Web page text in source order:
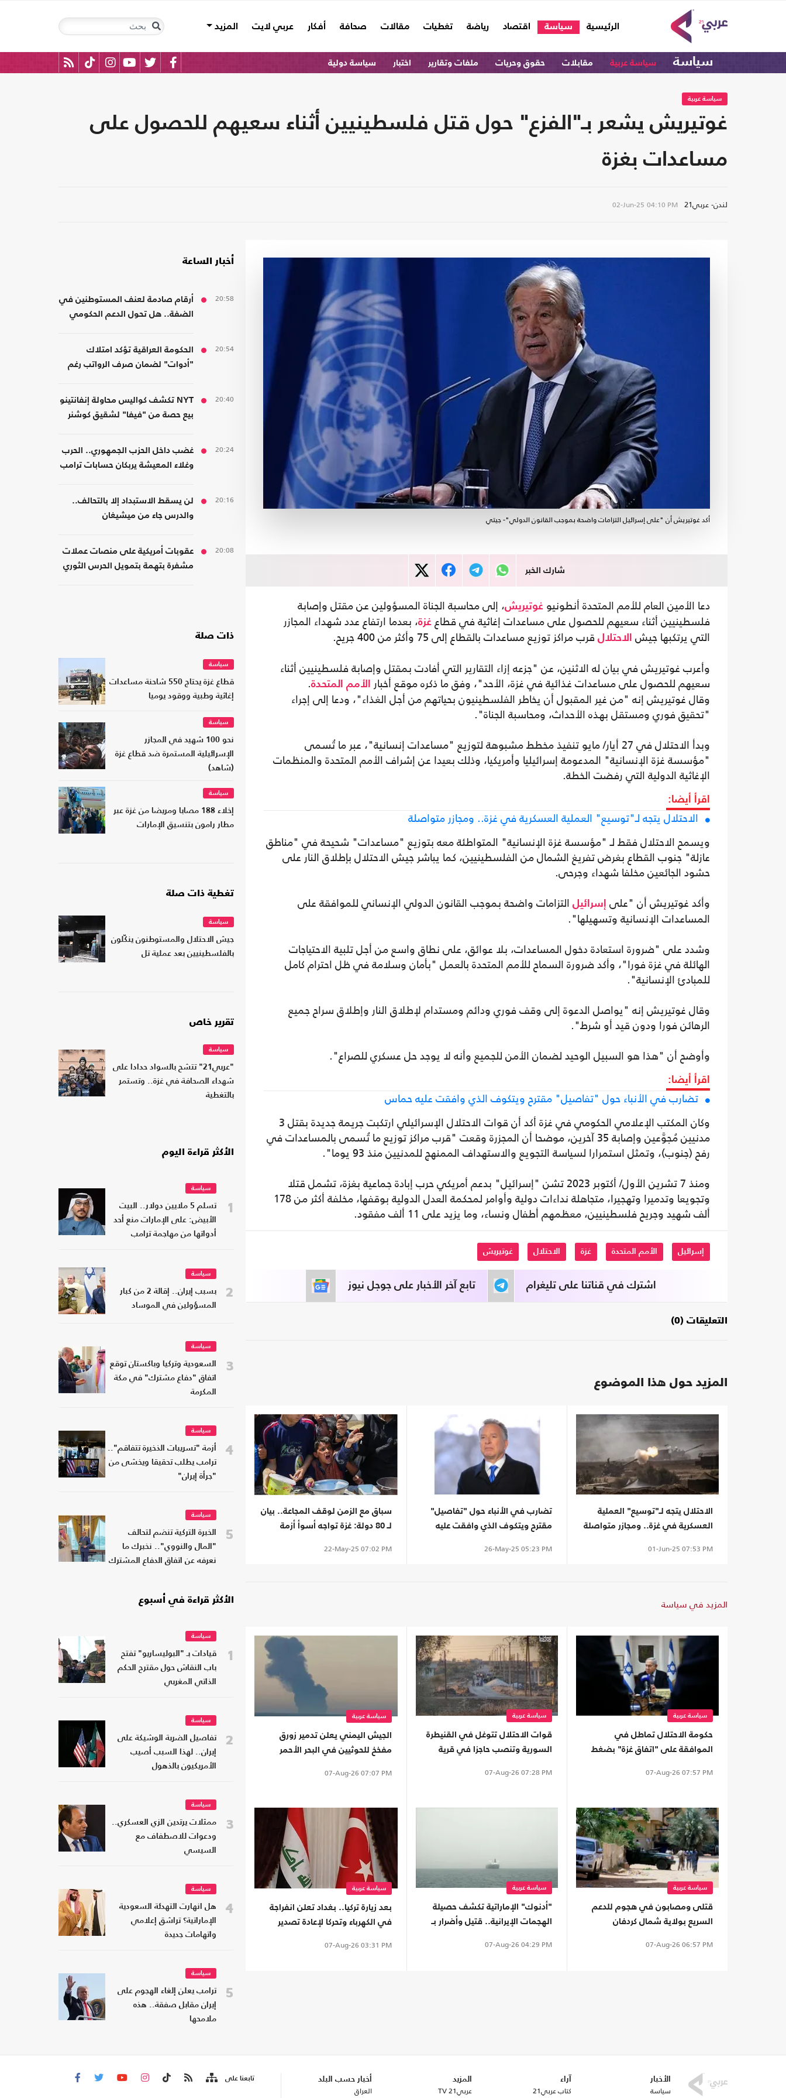
الرئيسية
(current) سياسة اقتصاد رياضة تغطيات مقالات صحافة أفكار عربي لايت المزيد
سياسة سياسة عربية مقابلات حقوق وحريات ملفات وتقارير اختبار سياسة دولية
سياسة عربية
غوتيريش يشعر بـ"الفزع" حول قتل فلسطينيين أثناء سعيهم للحصول على
مساعدات بغزة
لندن- عربي21 02-Jun-25 04:10 PM
أكد غوتيريش أن "على إسرائيل التزامات واضحة بموجب القانون الدولي"- جيتي
شارك الخبر
دعا الأمين العام للأمم المتحدة أنطونيو غوتيريش، إلى محاسبة الجناة المسؤولين عن مقتل وإصابة
فلسطينيين أثناء سعيهم للحصول على مساعدات إغاثية في قطاع غزة، بعدما ارتفاع عدد شهداء المجازر
التي يرتكبها جيش
الاحتلال قرب مراكز توزيع مساعدات بالقطاع إلى 75 وأكثر من 400 جريح.
وأعرب غوتيريش في بيان له الاثنين، عن "جزعه إزاء التقارير التي أفادت بمقتل وإصابة فلسطينيين أثناء
سعيهم للحصول على مساعدات غذائية في غزة، الأحد"، وفق ما ذكره موقع أخبار
الأمم المتحدة.
وقال غوتيريش إنه "من غير المقبول أن يخاطر الفلسطينيون بحياتهم من أجل الغذاء"، ودعا إلى إجراء
"تحقيق فوري ومستقل بهذه الأحداث، ومحاسبة الجناة".
وبدأ الاحتلال في 27 أيار/ مايو تنفيذ مخطط مشبوهة لتوزيع "مساعدات إنسانية"، عبر ما تُسمى
"مؤسسة غزة الإنسانية" المدعومة إسرائيليا وأمريكيا، وذلك بعيدا عن إشراف الأمم المتحدة والمنظمات
الإغاثية الدولية التي رفضت الخطة.
اقرأ أيضا:
الاحتلال يتجه لـ"توسيع" العملية العسكرية في غزة.. ومجازر متواصلة
ويسمح الاحتلال فقط لـ "مؤسسة غزة الإنسانية" المتواطئة معه بتوزيع "مساعدات" شحيحة في "مناطق
عازلة" جنوب القطاع بغرض تفريغ الشمال من الفلسطينيين، كما يباشر جيش الاحتلال بإطلاق النار على
حشود الجائعين مخلفا شهداء وجرحى.
وأكد غوتيريش أن "على
إسرائيل التزامات واضحة بموجب القانون الدولي الإنساني للموافقة على
المساعدات الإنسانية وتسهيلها".
وشدد على "ضرورة استعادة دخول المساعدات، بلا عوائق، على نطاق واسع من أجل تلبية الاحتياجات
الهائلة في غزة فورا"، وأكد ضرورة السماح للأمم المتحدة بالعمل "بأمان وسلامة في ظل احترام كامل
للمبادئ الإنسانية".
وقال غوتيريش إنه "يواصل الدعوة إلى وقف فوري ودائم ومستدام لإطلاق النار وإطلاق سراح جميع
الرهائن فورا ودون قيد أو شرط".
وأوضح أن "هذا هو السبيل الوحيد لضمان الأمن للجميع وأنه لا يوجد حل عسكري للصراع".
اقرأ أيضا:
تضارب في الأنباء حول "تفاصيل" مقترح ويتكوف الذي وافقت عليه حماس
وكان المكتب الإعلامي الحكومي في غزة أكد أن قوات الاحتلال الإسرائيلي ارتكبت جريمة جديدة بقتل 3
مدنيين مُجوَّعين وإصابة 35 آخرين، موضحا أن المجزرة وقعت "قرب مراكز توزيع ما تُسمى بالمساعدات في
رفح (جنوب)، وتمثل استمرارا لسياسة التجويع والاستهداف الممنهج للمدنيين منذ 93 يوما".
ومنذ 7 تشرين الأول/ أكتوبر 2023 تشن "إسرائيل" بدعم أمريكي حرب إبادة جماعية بغزة، تشمل قتلا
وتجويعا وتدميرا وتهجيرا، متجاهلة نداءات دولية وأوامر لمحكمة العدل الدولية بوقفها، مخلفة أكثر من 178
ألف شهيد وجريح فلسطينيين، معظمهم أطفال ونساء، وما يزيد على 11 ألف مفقود.
إسرائيل الأمم المتحدة غزة الاحتلال غوتيريش
تابع آخر الأخبار على جوجل نيوز اشترك في قناتنا على تليغرام
التعليقات (0)
المزيد حول هذا الموضوع
الاحتلال يتجه لـ"توسيع" العملية
العسكرية في غزة.. ومجازر متواصلة
01-Jun-25 07:53 PM
تضارب في الأنباء حول "تفاصيل"
مقترح ويتكوف الذي وافقت عليه
26-May-25 05:23 PM
سباق مع الزمن لوقف المجاعة.. بيان
لـ 80 دولة: غزة تواجه أسوأ أزمة
22-May-25 07:02 PM
المزيد في سياسة
سياسة عربية
حكومة الاحتلال تماطل في
الموافقة على "اتفاق غزة" بضغط
07-Aug-26 07:57 PM
سياسة عربية
قوات الاحتلال تتوغل في القنيطرة
السورية وتنصب حاجزا في قرية
07-Aug-26 07:28 PM
سياسة عربية
الجيش اليمني يعلن تدمير زورق
مفخخ للحوثيين في البحر الأحمر
07-Aug-26 07:07 PM
سياسة عربية
قتلى ومصابون في هجوم للدعم
السريع بولاية شمال كردفان
07-Aug-26 06:57 PM
سياسة عربية
"أدنوك" الإماراتية تكشف حصيلة
الهجمات الإيرانية.. قتيل وأضرار بـ
07-Aug-26 04:29 PM
سياسة عربية
بعد زيارة تركيا.. بغداد تعلن انفراجة
في الكهرباء وتحركا لإعادة تصدير
07-Aug-26 03:31 PM
أخبار الساعة
20:58
أرقام صادمة لعنف المستوطنين في
الضفة.. هل تحول الدعم الحكومي
20:54
الحكومة العراقية تؤكد امتلاك
"أدوات" لضمان صرف الرواتب رغم
20:40
NYT تكشف كواليس محاولة إنفانتينو
بيع حصة من "فيفا" لشقيق كوشنر
20:24
غضب داخل الحزب الجمهوري.. الحرب
وغلاء المعيشة يربكان حسابات ترامب
20:16
لن يسقط الاستبداد إلا بالتحالف..
والدرس جاء من ميشيغان
20:08
عقوبات أمريكية على منصات عملات
مشفرة بتهمة بتمويل الحرس الثوري
ذات صلة
سياسة
قطاع غزة يحتاج 550 شاحنة مساعدات
إغاثية وطبية ووقود يوميا
سياسة
نحو 100 شهيد في المجازر
الإسرائيلية المستمرة ضد قطاع غزة
(شاهد)
سياسة
إخلاء 188 مصابا ومريضا من غزة عبر
مطار رامون بتنسيق الإمارات
تغطية ذات صلة
سياسة
جيش الاحتلال والمستوطنون ينكّلون
بالفلسطينيين بعد عملية تل
تقرير خاص
سياسة
"عربي21" تتشح بالسواد حدادا على
شهداء الصحافة في غزة.. وتستمر
بالتغطية
الأكثر قراءة اليوم
1
سياسة
تسلم 5 ملايين دولار.. البيت
الأبيض: على الإمارات منع أحد
أدواتها من مهاجمة ترامب
2
سياسة
بسبب إيران.. إقالة 2 من كبار
المسؤولين في الموساد
3
سياسة
السعودية وتركيا وباكستان توقع
اتفاق "دفاع مشترك" في مكة
المكرمة
4
سياسة
أزمة "تسريبات الذخيرة تتفاقم"..
ترامب يطلب تحقيقا ويخشى من
"جرأة إيران"
5
سياسة
الخبرة التركية تنضم لتحالف
"المال والنووي".. نخبرك ما
نعرفه عن اتفاق الدفاع المشترك
الأكثر قراءة في أسبوع
1
سياسة
قيادات بـ "البوليساريو" تفتح
باب النقاش حول مقترح الحكم
الذاتي المغربي
2
سياسة
تفاصيل الضربة الوشيكة على
إيران.. لهذا السبب أصيب
الأمريكيون بالذهول
3
سياسة
ممثلات يرتدين الزي العسكري..
ودعوات للاصطفاف مع
السيسي
4
سياسة
هل انهارت التهدئة السعودية
الإماراتية؟ تراشق إعلامي
واتهامات جديدة
5
سياسة
ترامب يعلن إلغاء الهجوم على
إيران مقابل صفقة.. هذه
ملامحها
الأخبار
سياسة
آراء
كتاب عربي21
المزيد
عربي21 TV
أخبار حسب البلد
العراق
تابعنا على